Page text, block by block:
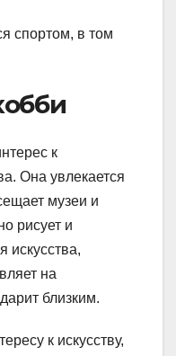
спортом, в том
к
Она увлекается
музеи и
рисует и
искусства,
на
близким.
к искусству,